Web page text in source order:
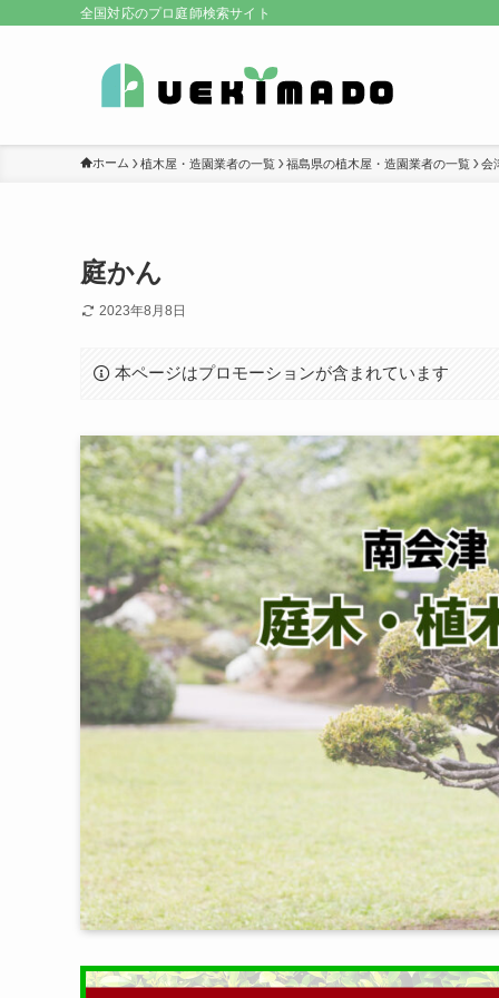
全国対応のプロ庭師検索サイト
ホーム 植木屋・造園業者の一覧 福島県の植木屋・造園業者の一覧 会
庭かん
2023年8月8日
本ページはプロモーションが含まれています